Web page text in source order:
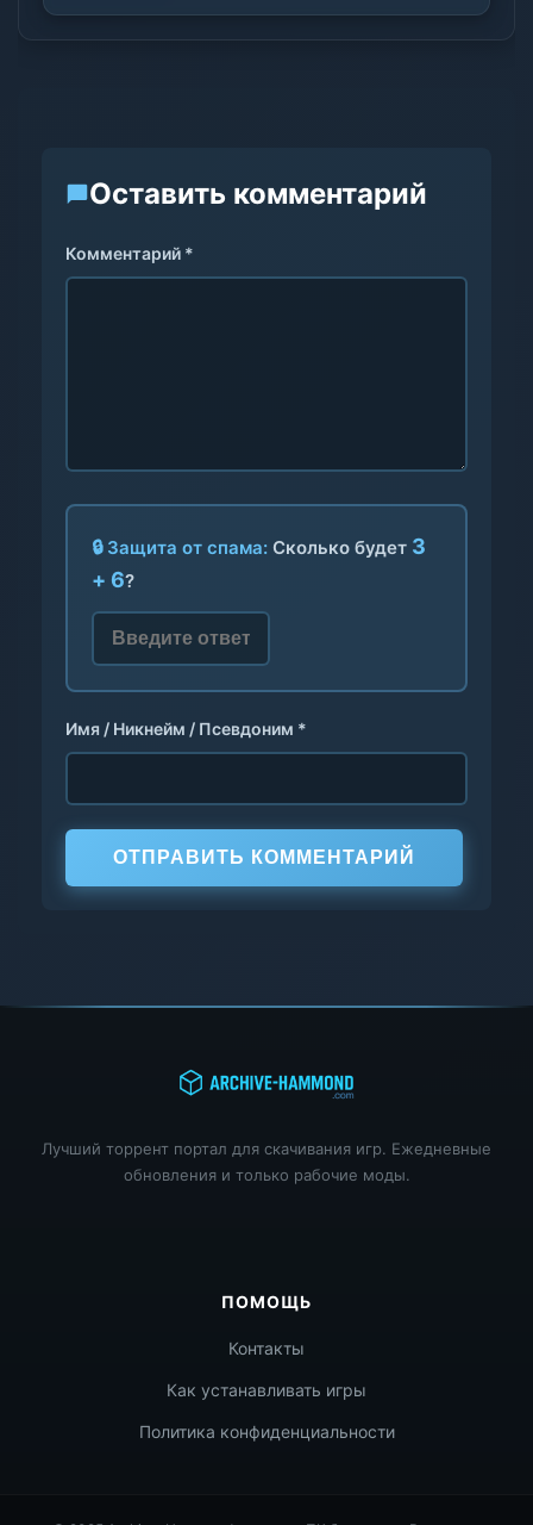
Оставить комментарий
Комментарий *
🔒 Защита от спама: Сколько будет 3
+ 6?
Имя / Никнейм / Псевдоним *
ОТПРАВИТЬ КОММЕНТАРИЙ
Лучший торрент портал для скачивания игр. Ежедневные
обновления и только рабочие моды.
ПОМОЩЬ
Контакты
Как устанавливать игры
Политика конфиденциальности